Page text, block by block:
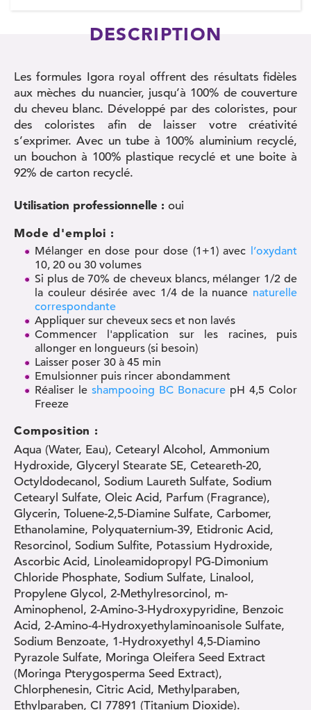
DESCRIPTION
Les formules Igora royal offrent des résultats fidèles
aux mèches du nuancier, jusqu’à 100% de couverture
du cheveu blanc. Développé par des coloristes, pour
des coloristes afin de laisser votre créativité
s’exprimer. Avec un tube à 100% aluminium recyclé,
un bouchon à 100% plastique recyclé et une boite à
92% de carton recyclé.
Utilisation professionnelle : oui
Mode d'emploi :
Mélanger en dose pour dose (1+1) avec l’oxydant
10, 20 ou 30 volumes
Si plus de 70% de cheveux blancs, mélanger 1/2 de
la couleur désirée avec 1/4 de la nuance naturelle
correspondante
Appliquer sur cheveux secs et non lavés
Commencer l'application sur les racines, puis
allonger en longueurs (si besoin)
Laisser poser 30 à 45 min
Emulsionner puis rincer abondamment
Réaliser le shampooing BC Bonacure pH 4,5 Color
Freeze
Composition :
Aqua (Water, Eau), Cetearyl Alcohol, Ammonium
Hydroxide, Glyceryl Stearate SE, Ceteareth-20,
Octyldodecanol, Sodium Laureth Sulfate, Sodium
Cetearyl Sulfate, Oleic Acid, Parfum (Fragrance),
Glycerin, Toluene-2,5-Diamine Sulfate, Carbomer,
Ethanolamine, Polyquaternium-39, Etidronic Acid,
Resorcinol, Sodium Sulfite, Potassium Hydroxide,
Ascorbic Acid, Linoleamidopropyl PG-Dimonium
Chloride Phosphate, Sodium Sulfate, Linalool,
Propylene Glycol, 2-Methylresorcinol, m-
Aminophenol, 2-Amino-3-Hydroxypyridine, Benzoic
Acid, 2-Amino-4-Hydroxyethylaminoanisole Sulfate,
Sodium Benzoate, 1-Hydroxyethyl 4,5-Diamino
Pyrazole Sulfate, Moringa Oleifera Seed Extract
(Moringa Pterygosperma Seed Extract),
Chlorphenesin, Citric Acid, Methylparaben,
Ethylparaben, CI 77891 (Titanium Dioxide).